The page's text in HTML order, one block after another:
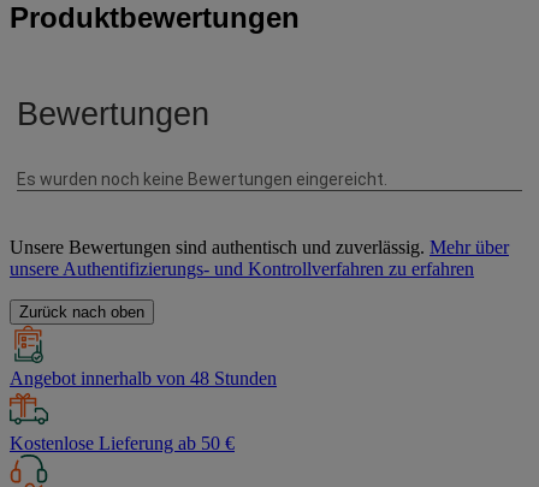
Produktbewertungen
Unsere Bewertungen sind authentisch und zuverlässig. Mehr über
unsere Authentifizierungs- und Kontrollverfahren zu erfahren
Zurück nach oben
Angebot innerhalb von 48 Stunden
Kostenlose Lieferung ab 50 €